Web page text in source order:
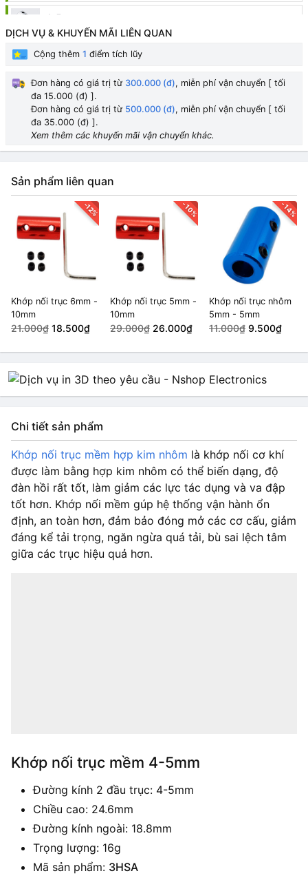
4-5mm
17.000₫ 15.000₫
4-6mm
10-10mm
19.000₫
4-8mm
19.000₫
7-8mm HẾT HÀNG
27.000₫
8-8mm HẾT HÀNG
HẾT HÀNG
19.000₫ 15.000₫
19.000₫
5-8mm HẾT HÀNG
17.000₫
DỊCH VỤ & KHUYẾN MÃI LIÊN QUAN
Cộng thêm 1 điểm tích lũy
Đơn hàng có giá trị từ 300.000 (đ), miễn phí vận chuyển [ tối
đa 15.000 (đ) ].
Đơn hàng có giá trị từ 500.000 (đ), miễn phí vận chuyển [ tối
đa 35.000 (đ) ].
Xem thêm các khuyến mãi vận chuyển khác.
Sản phẩm liên quan
-12%
Khớp nối trục 6mm -
10mm
21.000₫ 18.500₫
-10%
Khớp nối trục 5mm -
10mm
29.000₫ 26.000₫
-14%
Khớp nối trục nhôm
5mm - 5mm
11.000₫ 9.500₫
Chi tiết sản phẩm
Khớp nối trục mềm hợp kim nhôm là khớp nối cơ khí
được làm bằng hợp kim nhôm có thể biến dạng, độ
đàn hồi rất tốt, làm giảm các lực tác dụng và va đập
tốt hơn. Khớp nối mềm gúp hệ thống vận hành ổn
định, an toàn hơn, đảm bảo đóng mở các cơ cấu, giảm
đáng kể tải trọng, ngăn ngừa quá tải, bù sai lệch tâm
giữa các trục hiệu quả hơn.
Khớp nối trục mềm 4-5mm
Đường kính 2 đầu trục: 4-5mm
Chiều cao: 24.6mm
Đường kính ngoài: 18.8mm
Trọng lượng: 16g
Mã sản phẩm: 3HSA